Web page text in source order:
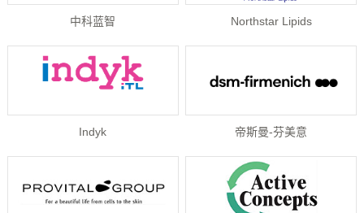
中科蓝智 Northstar Lipids
Indyk 帝斯曼-芬美意